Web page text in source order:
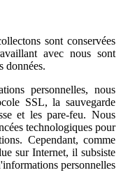
sont conservées
avec nous sont
données.
personnelles, nous
SSL, la sauvegarde
et les pare-feu. Nous
technologiques pour
Cependant, comme
sur Internet, il subsiste
personnelles